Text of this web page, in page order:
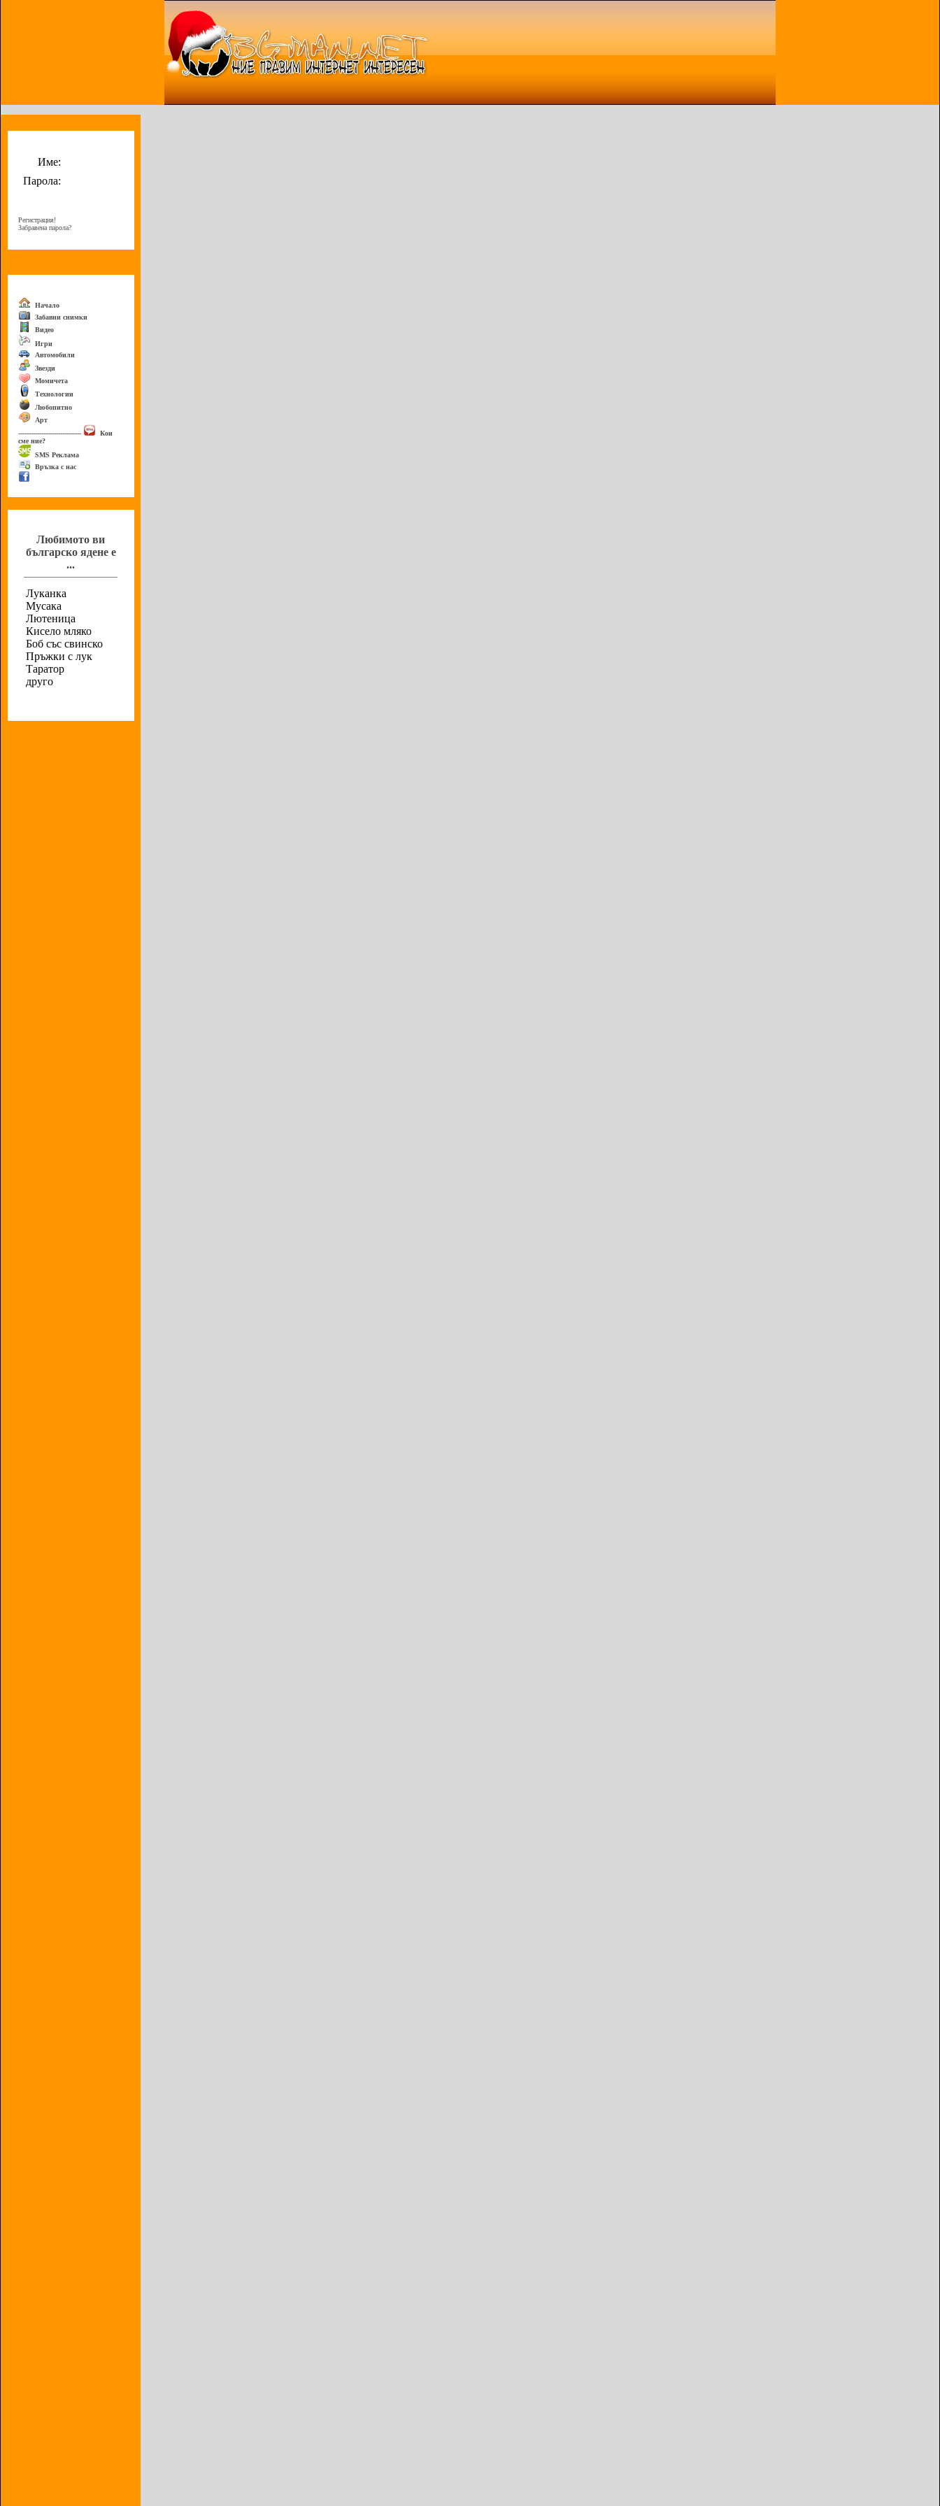
Име:
Парола:
Регистрация!
Забравена парола?
Начало
Забавни снимки
Видео
Игри
Автомобили
Звезди
Момичета
Технологии
Любопитно
Арт
------------------------------
Кои
сме ние?
SMS Реклама
Връзка с нас
Любимото ви
българско ядене е
...
Луканка
Мусака
Лютеница
Кисело мляко
Боб със свинско
Пръжки с лук
Таратор
друго